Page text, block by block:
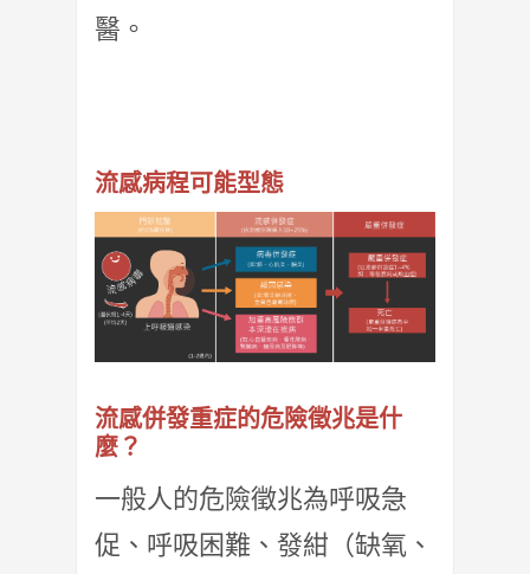
醫。
流感病程可能型態
流感併發重症的危險徵兆是什
麼？
一般人的危險徵兆為呼吸急
促、呼吸困難、發紺（缺氧、